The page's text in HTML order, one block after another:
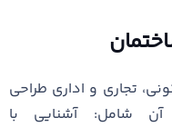
تجاری و اداری طراحی
شامل: آشنایی با